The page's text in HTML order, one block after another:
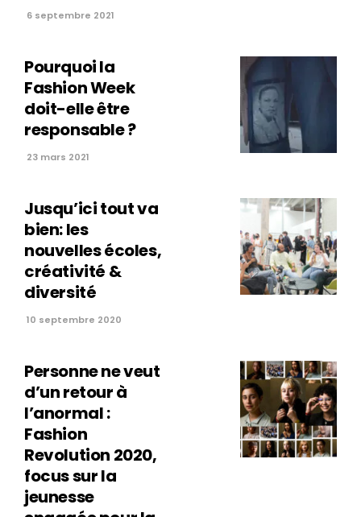
6 septembre 2021
Pourquoi la
Fashion Week
doit-elle être
responsable ?
23 mars 2021
Jusqu’ici tout va
bien: les
nouvelles écoles,
créativité &
diversité
10 septembre 2020
Personne ne veut
d’un retour à
l’anormal :
Fashion
Revolution 2020,
focus sur la
jeunesse